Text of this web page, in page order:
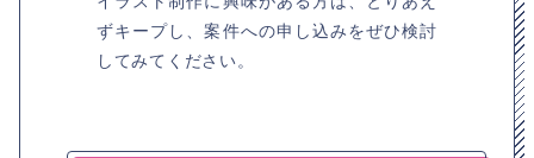
ずキープし、案件への申し込みをぜひ検討
してみてください。